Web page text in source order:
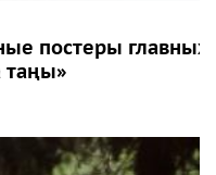
постеры главных
таңы»